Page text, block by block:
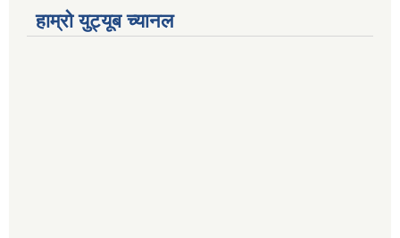
हाम्रो युट्यूब च्यानल